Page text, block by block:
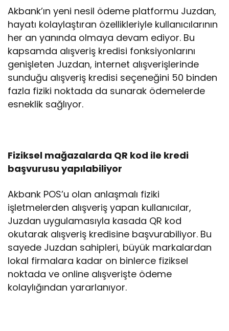
Akbank’ın yeni nesil ödeme platformu Juzdan,
hayatı kolaylaştıran özellikleriyle kullanıcılarının
her an yanında olmaya devam ediyor. Bu
kapsamda alışveriş kredisi fonksiyonlarını
genişleten Juzdan, internet alışverişlerinde
sunduğu alışveriş kredisi seçeneğini 50 binden
fazla fiziki noktada da sunarak ödemelerde
esneklik sağlıyor.
Fiziksel mağazalarda QR kod ile kredi
başvurusu yapılabiliyor
Akbank POS’u olan anlaşmalı fiziki
işletmelerden alışveriş yapan kullanıcılar,
Juzdan uygulamasıyla kasada QR kod
okutarak alışveriş kredisine başvurabiliyor. Bu
sayede Juzdan sahipleri, büyük markalardan
lokal firmalara kadar on binlerce fiziksel
noktada ve online alışverişte ödeme
kolaylığından yararlanıyor.